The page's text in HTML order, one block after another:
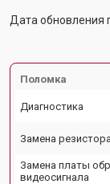
Дата обновления
Поломка
Диагностика
Замена резистора
Замена платы
видеосигнала